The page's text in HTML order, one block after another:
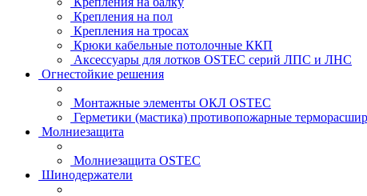
Крепления на пол
Крепления на тросах
Крюки кабельные потолочные ККП
Аксессуары для лотков OSTEC серий ЛПС и ЛНС
Огнестойкие решения
Монтажные элементы ОКЛ OSTEC
Герметики (мастика) противопожарные
Молниезащита
Молниезащита OSTEC
Шинодержатели